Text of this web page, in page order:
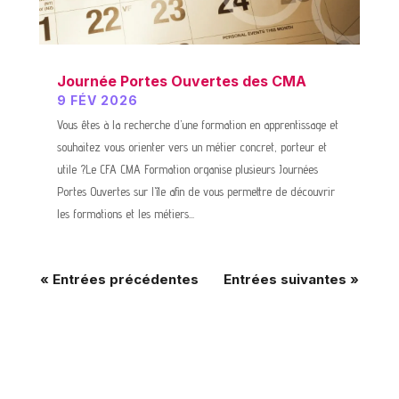
Journée Portes Ouvertes des CMA
9 FÉV 2026
Vous êtes à la recherche d’une formation en apprentissage et
souhaitez vous orienter vers un métier concret, porteur et
utile ?Le CFA CMA Formation organise plusieurs Journées
Portes Ouvertes sur l’île afin de vous permettre de découvrir
les formations et les métiers...
« Entrées précédentes Entrées suivantes »